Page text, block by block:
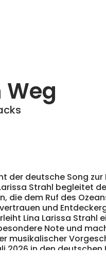
der deutsche Song
Strahl begleitet
die dem Ruf des
und
Lina Larissa Strahl
Note und
musikalischer
2026 in den deutschen